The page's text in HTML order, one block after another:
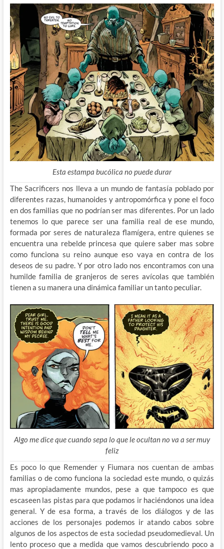
Esta estampa bucólica no puede durar
The Sacrificers nos lleva a un mundo de fantasía poblado por
diferentes razas, humanoides y antropomórfica y pone el foco
en dos familias que no podrían ser mas diferentes. Por un lado
tenemos lo que parece ser una familia real de ese mundo,
formada por seres de naturaleza flamígera, entre quienes se
encuentra una rebelde princesa que quiere saber mas sobre
como funciona su reino aunque eso vaya en contra de los
deseos de su padre. Y por otro lado nos encontramos con una
humilde familia de granjeros de seres avícolas que también
tienen a su manera una dinámica familiar un tanto peculiar.
Algo me dice que cuando sepa lo que le ocultan no va a ser muy
feliz
Es poco lo que Remender y Fiumara nos cuentan de ambas
familias o de como funciona la sociedad este mundo, o quizás
mas apropiadamente mundos, pese a que tampoco es que
escaseen las pistas para que podamos ir haciéndonos una idea
general. Y de esa forma, a través de los diálogos y de las
acciones de los personajes podemos ir atando cabos sobre
algunos de los aspectos de esta sociedad pseudomedieval. Un
lento proceso que a medida que vamos descubriendo poco a